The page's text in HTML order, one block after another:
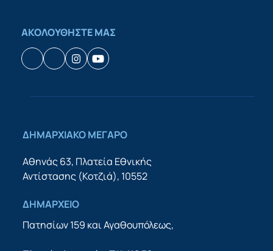
ΑΚΟΛΟΥΘΗΣΤΕ ΜΑΣ
Facebook
HouzzInstagram
YouTube
ΔΗΜΑΡΧΙΑΚΟ ΜΕΓΑΡΟ
Αθηνάς 63, Πλατεία Εθνικής
Αντίστασης (Κοτζιά), 10552
ΔΗΜΑΡΧΕΙΟ
Πατησίων 159 και Αγαθουπόλεως,